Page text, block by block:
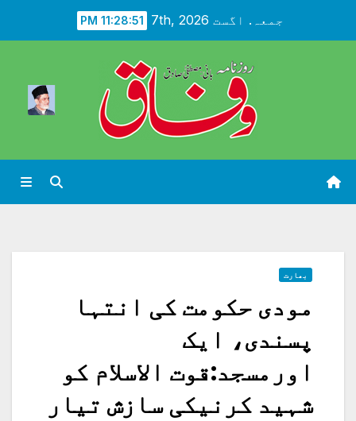
جمعہ. اگست 7th, 2026 11:28:53 PM
بھارت
مودی حکومت کی انتہا
پسندی، ایک
اورمسجد:قوت الاسلام کو
شہید کرنیکی سازش تیار